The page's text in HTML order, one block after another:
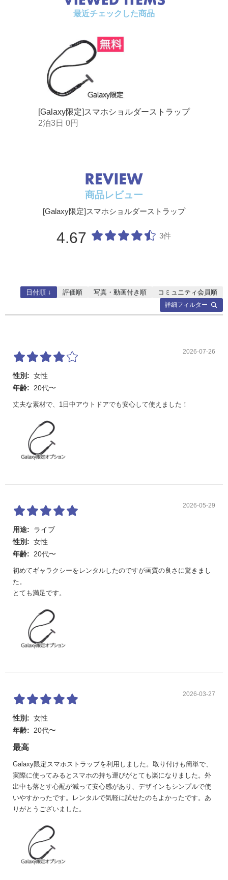
最近チェックした商品
[Galaxy限定]スマホショルダーストラップ
2泊3日 0円
商品レビュー
[Galaxy限定]スマホショルダーストラップ
4.67 3件
詳細フィルター
日付順 ↓ 評価順 写真・動画付き順 コミュニティ会員順
2026-07-26
性別: 女性
年齢:
20代〜
丈夫な素材で、1日中アウトドアでも安心して使えました！
2026-05-29
用途:
ライブ
性別: 女性
年齢:
20代〜
初めてギャラクシーをレンタルしたのですが画質の良さに驚きまし
た。
とても満足です。
2026-03-27
性別: 女性
年齢:
20代〜
最高
Galaxy限定スマホストラップを利用しました。取り付けも簡単で、
実際に使ってみるとスマホの持ち運びがとても楽になりました。外
出中も落とす心配が減って安心感があり、デザインもシンプルで使
いやすかったです。レンタルで気軽に試せたのもよかったです。あ
りがとうございました。